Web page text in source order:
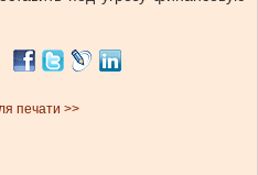
печати >>